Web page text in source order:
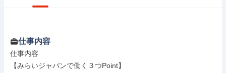
仕事内容
仕事内容
【みらいジャパンで働く３つPoint】